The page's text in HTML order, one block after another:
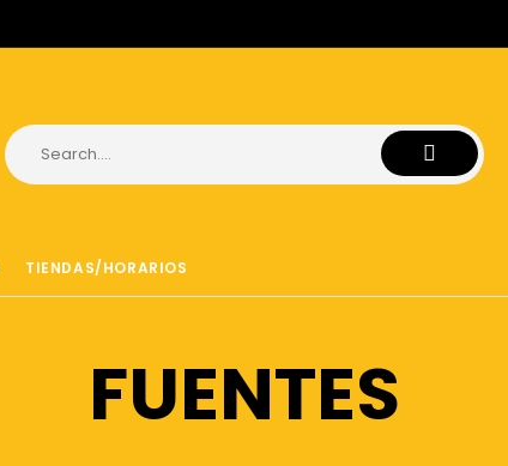
TIENDAS/HORARIOS
FUENTES